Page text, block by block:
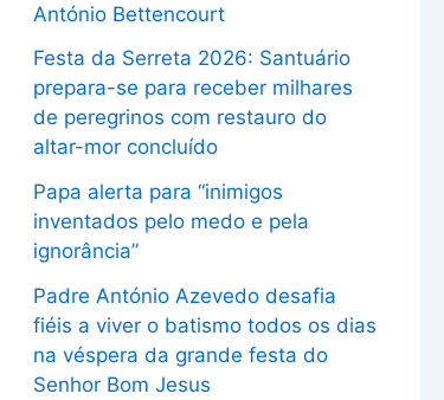
António Bettencourt
Festa da Serreta 2026: Santuário
prepara-se para receber milhares
de peregrinos com restauro do
altar-mor concluído
Papa alerta para “inimigos
inventados pelo medo e pela
ignorância”
Padre António Azevedo desafia
fiéis a viver o batismo todos os dias
na véspera da grande festa do
Senhor Bom Jesus